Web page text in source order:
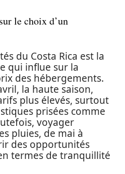
le choix d’un
du Costa Rica est la
qui influe sur la
des hébergements.
la haute saison,
plus élevés, surtout
prisées comme
voyager
pluies, de mai à
des opportunités
termes de tranquillité